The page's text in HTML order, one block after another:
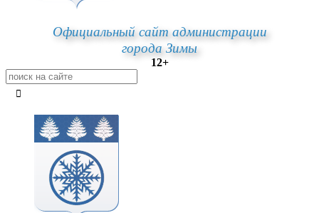
Официальный сайт администрации
города Зимы
12+